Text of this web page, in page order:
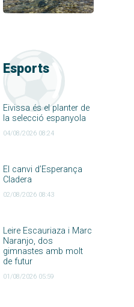
Esports
Eivissa és el planter de
la selecció espanyola
04/08/2026 08:24
El canvi d’Esperança
Cladera
02/08/2026 08:43
Leire Escauriaza i Marc
Naranjo, dos
gimnastes amb molt
de futur
01/08/2026 05:59